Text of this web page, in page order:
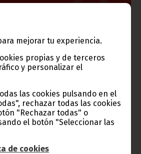
mejorar tu experiencia.
propias y de terceros
y personalizar el
las cookies pulsando en el
rechazar todas las cookies
"Rechazar todas" o
el botón "Seleccionar las
de cookies
Instituciones
de Guinea Ecuatorial